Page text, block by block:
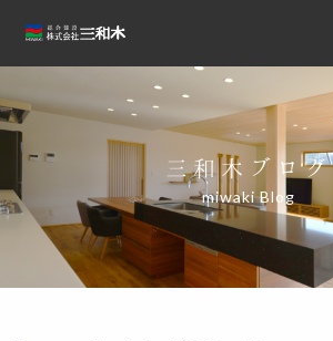
三和木ブログ
miwaki Blog